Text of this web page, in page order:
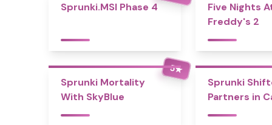
Sprunki.MSI Phase 4
Five Nights
Freddy's 2
5★
Sprunki Mortality
With SkyBlue
Sprunki
Partners in